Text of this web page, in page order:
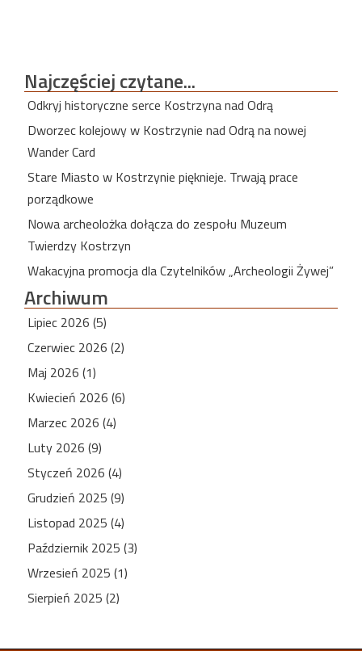
Najczęściejczytane...
Odkryj historyczne serce Kostrzyna nad Odrą
Dworzec kolejowy w Kostrzynie nad Odrą na nowej
Wander Card
Stare Miasto w Kostrzynie pięknieje. Trwają prace
porządkowe
Nowa archeolożka dołącza do zespołu Muzeum
Twierdzy Kostrzyn
Wakacyjna promocja dla Czytelników „Archeologii Żywej”
Archiwum
Lipiec 2026 (5)
Czerwiec 2026 (2)
Maj 2026 (1)
Kwiecień 2026 (6)
Marzec 2026 (4)
Luty 2026 (9)
Styczeń 2026 (4)
Grudzień 2025 (9)
Listopad 2025 (4)
Październik 2025 (3)
Wrzesień 2025 (1)
Sierpień 2025 (2)